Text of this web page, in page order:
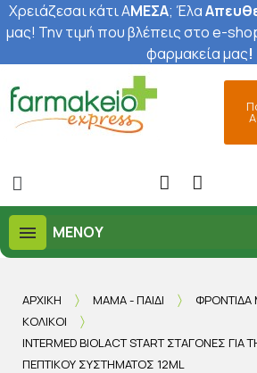
Χρειάζεσαι κάτι ΑΜΕΣΑ; Έλα
μας! Την τιμή που βλέπεις στο e-
φαρμακεία μας!
ΜΕΝΟΎ
ΑΡΧΙΚΉ ΜΑΜΆ - ΠΑΙΔΊ
ΚΟΛΙΚΟΊ
INTERMED BIOLACT START ΣΤΑΓΌΝΕΣ ΓΙΑ
ΠΕΠΤΙΚΟΎ ΣΥΣΤΉΜΑΤΟΣ 12ML